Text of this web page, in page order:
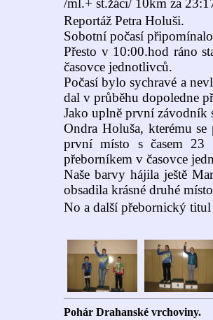
/ml.+ st.žáci/ 10km za
Reportáž Petra Holuši.
Sobotní počasí
Přesto v 10:00.hod ráno
časovce jednotlivců.
Počasí bylo sychravé a
dal v průběhu dopoledne
Jako uplně první závodník
Ondra Holuša, kterému
první místo s časem
přeborníkem v časovce
Naše barvy hájila ještě
obsadila krásné druhé
No a další přebornický
Pohár Drahanské vrchoviny.